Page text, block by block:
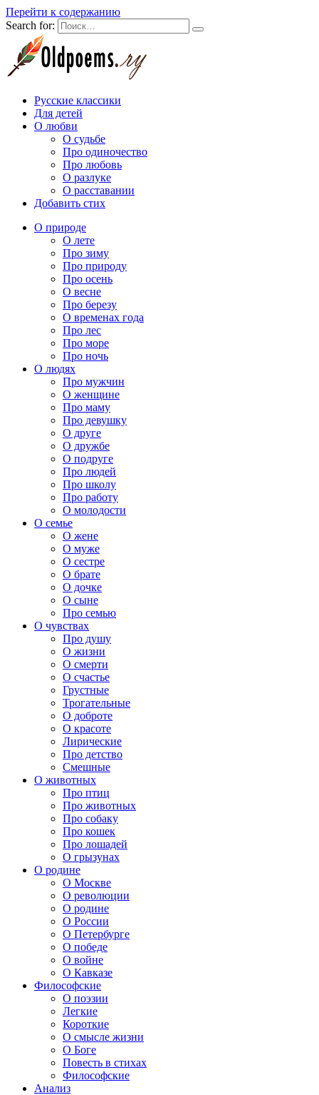
Перейти к содержанию
Search for:
Русские классики
Для детей
О любви
О судьбе
Про одиночество
Про любовь
О разлуке
О расставании
Добавить стих
О природе
О лете
Про зиму
Про природу
Про осень
О весне
Про березу
О временах года
Про лес
Про море
Про ночь
О людях
Про мужчин
О женщине
Про маму
Про девушку
О друге
О дружбе
О подруге
Про людей
Про школу
Про работу
О молодости
О семье
О жене
О муже
О сестре
О брате
О дочке
О сыне
Про семью
О чувствах
Про душу
О жизни
О смерти
О счастье
Грустные
Трогательные
О доброте
О красоте
Лирические
Про детство
Смешные
О животных
Про птиц
Про животных
Про собаку
Про кошек
Про лошадей
О грызунах
О родине
О Москве
О революции
О родине
О России
О Петербурге
О победе
О войне
О Кавказе
Философские
О поэзии
Легкие
Короткие
О смысле жизни
О Боге
Повесть в стихах
Философские
Анализ